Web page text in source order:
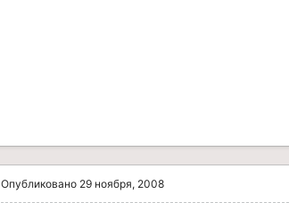
Опубликовано 29 ноября, 2008